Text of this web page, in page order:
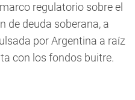
regulatorio sobre el
de deuda soberana, a
por Argentina a raíz
con los fondos buitre.